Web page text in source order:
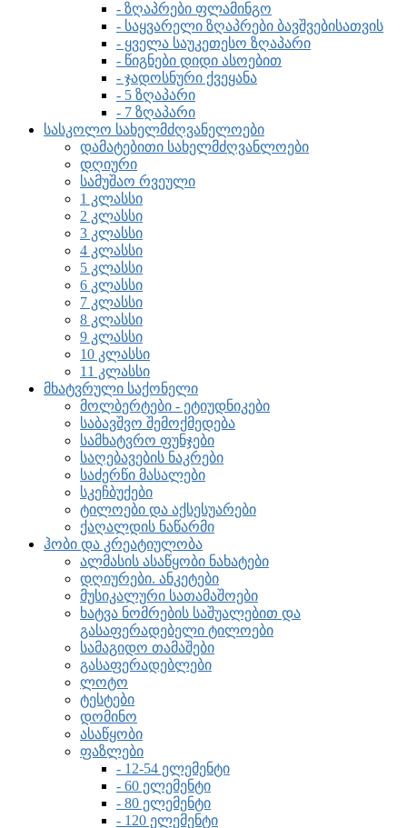
- ზღაპრები ფლამინგო
- საყვარელი ზღაპრები ბავშვებისათვის
- ყველა საუკეთესო ზღაპარი
- წიგნები დიდი ასოებით
- ჯადოსნური ქვეყანა
- 5 ზღაპარი
- 7 ზღაპარი
სასკოლო სახელმძღვანელოები
დამატებითი სახელმძღვანლოები
დღიური
სამუშაო რვეული
1 კლასსი
2 კლასსი
3 კლასსი
4 კლასსი
5 კლასსი
6 კლასსი
7 კლასსი
8 კლასსი
9 კლასსი
10 კლასსი
11 კლასსი
მხატვრული საქონელი
მოლბერტები - ეტიუდნიკები
საბავშვო შემოქმედება
სამხატვრო ფუნჯები
საღებავების ნაკრები
საძერწი მასალები
სკეჩბუქები
ტილოები და აქსესუარები
ქაღალდის ნაწარმი
ჰობი და კრეატიულობა
ალმასის ასაწყობი ნახატები
დღიურები. ანკეტები
მუსიკალური სათამაშოები
ხატვა ნომრების საშუალებით და
გასაფერადებელი ტილოები
სამაგიდო თამაშები
გასაფერადებლები
ლოტო
ტესტები
დომინო
ასაწყობი
ფაზლები
- 12-54 ელემენტი
- 60 ელემენტი
- 80 ელემენტი
- 120 ელემენტი